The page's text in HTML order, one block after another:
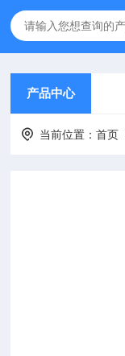
产品中心
当前位置：首页